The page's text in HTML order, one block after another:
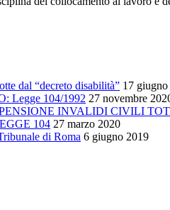
dal “decreto disabilità” 17
Legge 104/1992 27 novembre
INVALIDI CIVILI
104 27 marzo 2020
di Roma 6 giugno 2019